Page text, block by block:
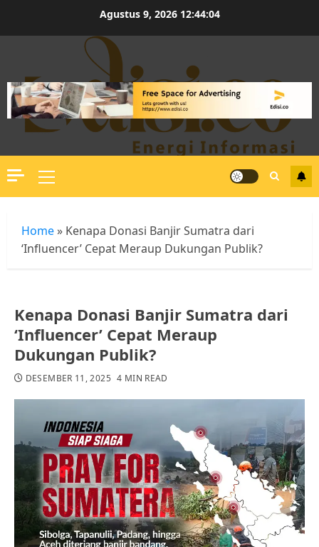
Agustus 9, 2026 12:44:05
Primary
Menu
Home » Kenapa Donasi Banjir Sumatra dari
‘Influencer’ Cepat Meraup Dukungan Publik?
Kenapa Donasi Banjir Sumatra dari
‘Influencer’ Cepat Meraup
Dukungan Publik?
DESEMBER 11, 2025 4 MIN READ